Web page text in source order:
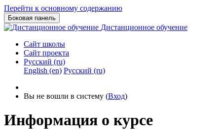
Перейти к основному содержанию
Боковая панель
Дистанционное обучение
Сайт школы
Сайт проекта
Русский ‎(ru)‎
English ‎(en)‎ Русский ‎(ru)‎
Вы не вошли в систему (Вход)
Информация о курсе